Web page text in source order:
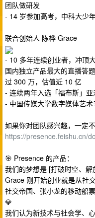
团队做研发
- 14 岁参加高考，中科大少
联合创始人 陈桦 Grace
- 10 多年连续创业者，冲顶
国内独立产品最大的直播答
过 300 万，估值近 10 亿
- 连续两年入选「福布斯」
- 中国传媒大学数字媒体艺
如果你对团队感兴趣，一定
https://presence.feishu.cn/
🎯 Presence 的产品：
我们的梦想是 [打破时空、解
Grace 刚开始创业就是从社
社交帝国、张小龙的移动船
💎
我们认为新技术与社会学、